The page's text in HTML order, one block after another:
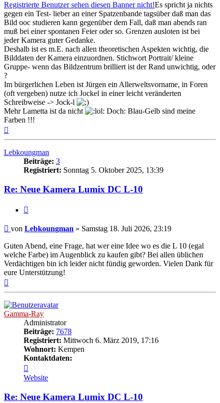
Registrierte Benutzer sehen diesen Banner nicht!Es spricht ja nichts
gegen ein Test- lieber an einer Spatzenbande tagsüber daß man das
Bild ooc studieren kann gegenüber dem Fall, daß man abends ran
muß bei einer spontanen Feier oder so. Grenzen ausloten ist bei
jeder Kamera guter Gedanke.
Deshalb ist es m.E. nach allen theoretischen Aspekten wichtig, die
Bilddaten der Kamera einzuordnen. Stichwort Portrait/ kleine
Gruppe- wenn das Bildzentrum brilliert ist der Rand unwichtig, oder
?
Im bürgerlichen Leben ist Jürgen ein Allerweltsvorname, in Foren
(oft vergeben) nutze ich Jockel in einer leicht veränderten
Schreibweise -> Jock-l
Mehr Lametta ist da nicht
Doch: Blau-Gelb sind meine
Farben !!!
oben
Lebkoungman
Beiträge: 3
Registriert: Sonntag 5. Oktober 2025, 13:39
Re: Neue Kamera Lumix DC L-10
Beitrag
von Lebkoungman » Samstag 18. Juli 2026, 23:19
Guten Abend, eine Frage, hat wer eine Idee wo es die L 10 (egal
welche Farbe) im Augenblick zu kaufen gibt? Bei allen üblichen
Verdächtigen bin ich leider nicht fündig geworden. Vielen Dank für
eure Unterstützung!
Gamma-Ray
Administrator
Beiträge: 7678
Registriert: Mittwoch 6. März 2019, 17:16
Wohnort: Kempen
Kontaktdaten:
von
Gamma-
Website
Re: Neue Kamera Lumix DC L-10